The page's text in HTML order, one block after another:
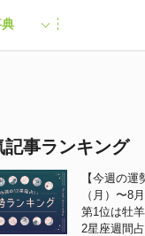
記事ランキング
【今週の運
（月）〜8
第1位は牡
2星座週間